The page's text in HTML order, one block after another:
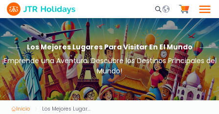
Mobile Search
Los Mejores Lugares Para Visitar En El Mundo
¡Emprende una Aventura: Descubre los Destinos Principales del
Mundo!
Inicio Los Mejores Lugares para Visitar en el Mundo